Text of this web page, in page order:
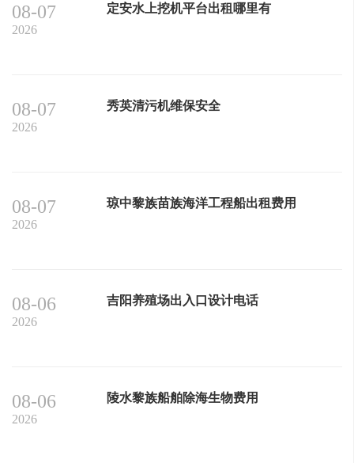
08-07
2026
定安水上挖机平台出租哪里有
08-07
2026
秀英清污机维保安全
08-07
2026
琼中黎族苗族海洋工程船出租费用
08-06
2026
吉阳养殖场出入口设计电话
08-06
2026
陵水黎族船舶除海生物费用